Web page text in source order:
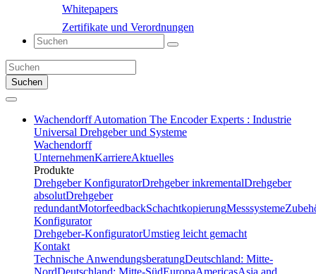
Whitepapers
Zertifikate und Verordnungen
Suchen
Wachendorff Automation The Encoder Experts : Industrie
Universal Drehgeber und Systeme
Wachendorff
UnternehmenKarriereAktuelles
Produkte
Drehgeber KonfiguratorDrehgeber inkrementalDrehgeber
absolutDrehgeber
redundantMotorfeedbackSchachtkopierungMesssysteme
Konfigurator
Drehgeber-KonfiguratorUmstieg leicht gemacht
Kontakt
Technische AnwendungsberatungDeutschland: Mitte-
NordDeutschland: Mitte-SüdEuropaAmericasAsia and